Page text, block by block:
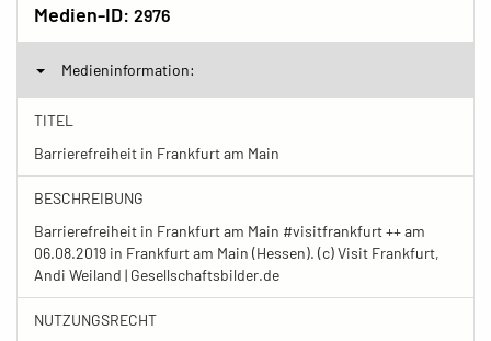
Medien-ID: 2976
Medieninformation:
TITEL
Barrierefreiheit in Frankfurt am Main
BESCHREIBUNG
Barrierefreiheit in Frankfurt am Main #visitfrankfurt ++ am
06.08.2019 in Frankfurt am Main (Hessen). (c) Visit Frankfurt,
Andi Weiland | Gesellschaftsbilder.de
NUTZUNGSRECHT